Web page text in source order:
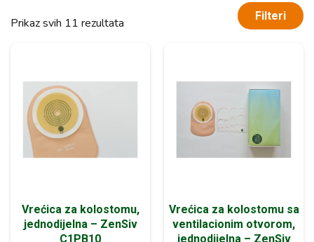
Filteri
Prikaz svih 11 rezultata
Vrećica za kolostomu,
jednodijelna – ZenSiv
C1PB10
Vrećica za kolostomu sa
ventilacionim otvorom,
jednodijelna – ZenSiv